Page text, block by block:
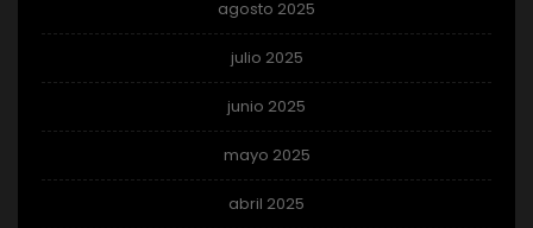
agosto 2025
julio 2025
junio 2025
mayo 2025
abril 2025